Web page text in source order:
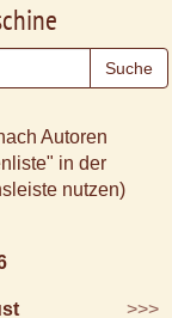
Autoren
in der
nutzen)
>>>